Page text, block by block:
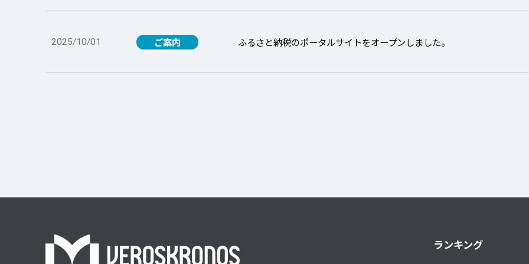
2025/10/01 ご案内 ふるさと納税のポータルサイトをオープンしました。
ランキング